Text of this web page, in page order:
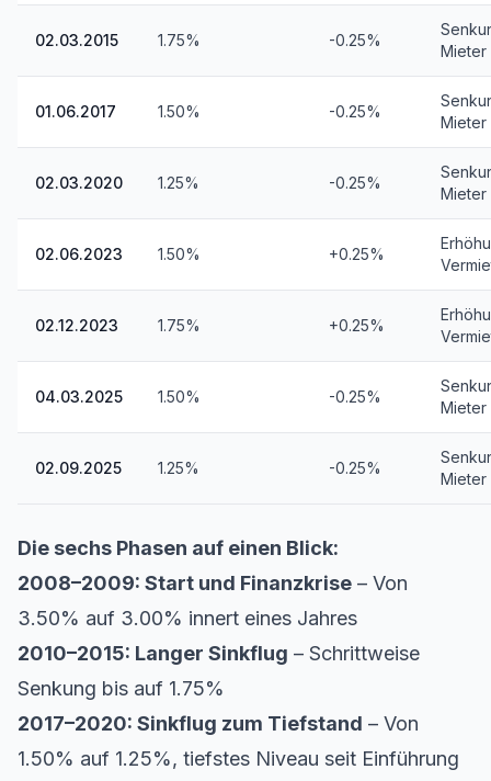
02.03.2015 1.75% -0.25%
Mieter
01.06.2017 1.50% -0.25%
Mieter
02.03.2020 1.25% -0.25%
Mieter
02.06.2023 1.50% +0.25%
02.12.2023 1.75% +0.25%
04.03.2025 1.50% -0.25%
Mieter
02.09.2025 1.25% -0.25%
Mieter
Die sechs Phasen auf einen Blick:
2008–2009: Start und Finanzkrise – Von
3.50% auf 3.00% innert eines Jahres
2010–2015: Langer Sinkflug – Schrittweise
Senkung bis auf 1.75%
2017–2020: Sinkflug zum Tiefstand – Von
1.50% auf 1.25%, tiefstes Niveau seit Einführung